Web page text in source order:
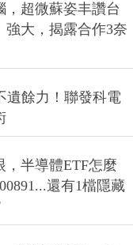
，超微蘇姿丰讚台
強大，揭露合作3奈
遺餘力！聯發科電
，半導體ETF怎麼
還有1檔隱藏